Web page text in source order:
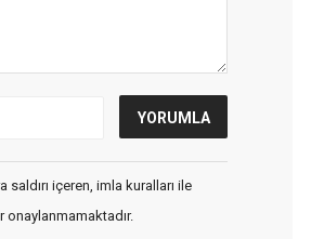
içeren, imla kuralları ile
onaylanmamaktadır.